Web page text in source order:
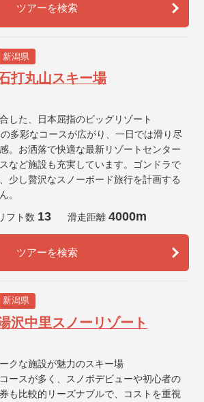
ツアーを検索
新潟県
打丸山スキー場
した、日本屈指のビッグリゾート
多彩なコースが広がり、一日では滑り尽
。お洒落で快適な最新リゾートセンター
など施設も充実しています。ゴンドラで
少し贅沢なスノーボード旅行を計画する
。
フト数 13 滑走距離 4000m
ツアーを検索
新潟県
沢中里スノーリゾート
クな施設が魅力のスキー場
ースが多く、スノボデビューや初心者の
も比較的リーズナブルで、コストを重視